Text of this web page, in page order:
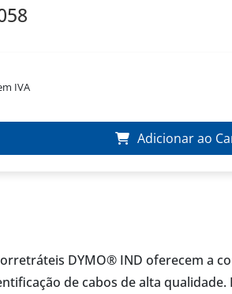
IVA
Adicionar ao
DYMO® IND oferecem a
de cabos de alta qualidade.